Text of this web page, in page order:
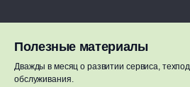
Полезные материалы
Дважды в месяц о развитии сервиса,
обслуживания.
Результаты СОУТ